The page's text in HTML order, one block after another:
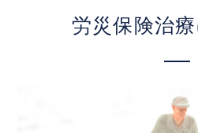
労災保険治